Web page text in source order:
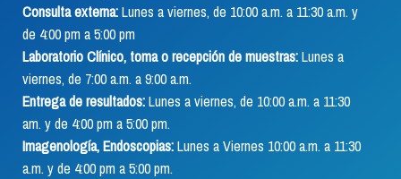
Consulta externa:Lunes a viernes, de 10:00 a.m. a 11:30 a.m. y
de 4:00 pm a 5:00 pm
Laboratorio Clínico, toma o recepción de muestras:Lunes a
viernes, de 7:00 a.m. a 9:00 a.m.
Entrega de resultados:Lunes a viernes, de 10:00 a.m. a 11:30
am. y de 4:00 pm a 5:00 pm.
Imagenología, Endoscopias:Lunes a Viernes 10:00 a.m. a 11:30
a.m. y de 4:00 pm a 5:00 pm.